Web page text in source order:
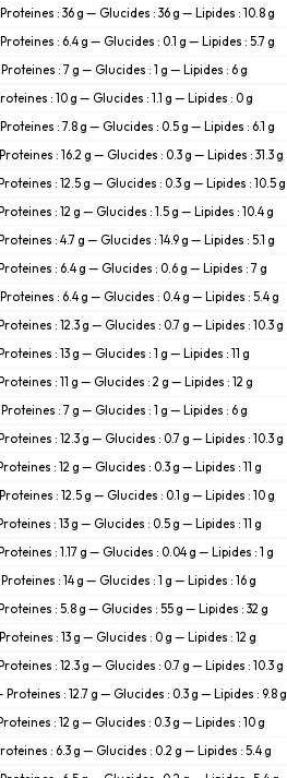
: 36 g — Glucides : 36 g — Lipides : 10.8 g
: 6.4 g — Glucides : 0.1 g — Lipides : 5.7 g
: 7 g — Glucides : 1 g — Lipides : 6 g
: 10 g — Glucides : 1.1 g — Lipides : 0 g
: 7.8 g — Glucides : 0.5 g — Lipides : 6.1 g
: 16.2 g — Glucides : 0.3 g — Lipides : 31.3 g
: 12.5 g — Glucides : 0.3 g — Lipides : 10.5 g
: 12 g — Glucides : 1.5 g — Lipides : 10.4 g
: 4.7 g — Glucides : 14.9 g — Lipides : 5.1 g
: 6.4 g — Glucides : 0.6 g — Lipides : 7 g
: 6.4 g — Glucides : 0.4 g — Lipides : 5.4 g
: 12.3 g — Glucides : 0.7 g — Lipides : 10.3 g
: 13 g — Glucides : 1 g — Lipides : 11 g
: 11 g — Glucides : 2 g — Lipides : 12 g
: 7 g — Glucides : 1 g — Lipides : 6 g
: 12.3 g — Glucides : 0.7 g — Lipides : 10.3 g
: 12 g — Glucides : 0.3 g — Lipides : 11 g
: 12.5 g — Glucides : 0.1 g — Lipides : 10 g
: 13 g — Glucides : 0.5 g — Lipides : 11 g
: 1.17 g — Glucides : 0.04 g — Lipides : 1 g
: 14 g — Glucides : 1 g — Lipides : 16 g
: 5.8 g — Glucides : 55 g — Lipides : 32 g
: 13 g — Glucides : 0 g — Lipides : 12 g
: 12.3 g — Glucides : 0.7 g — Lipides : 10.3 g
: 12.7 g — Glucides : 0.3 g — Lipides : 9.8 g
: 12 g — Glucides : 0.3 g — Lipides : 10 g
: 6.3 g — Glucides : 0.2 g — Lipides : 5.4 g